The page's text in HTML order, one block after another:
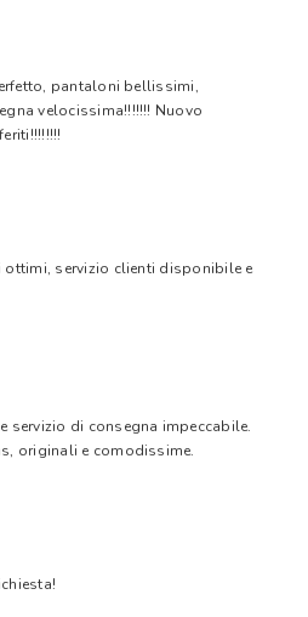
pantaloni bellissimi,
velocissima!!!!!!! Nuovo
ottimi, servizio clienti disponibile e
servizio di consegna impeccabile.
originali e comodissime.